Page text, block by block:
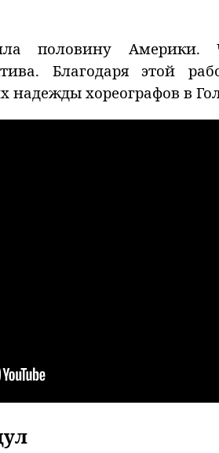
половину
Благодаря этой
хореографов в